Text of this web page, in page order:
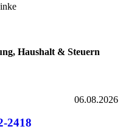
Haushalt & Steuern
06.08.2026
2418